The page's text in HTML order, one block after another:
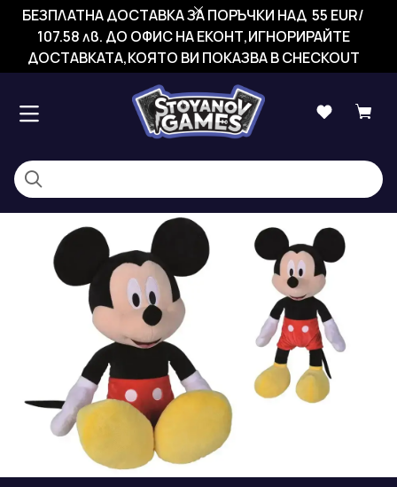
БЕЗПЛАТНА ДОСТАВКА ЗА ПОРЪЧКИ НАД 55 EUR/
107.58 лв. ДО ОФИС НА ЕКОНТ,ИГНОРИРАЙТЕ
ДОСТАВКАТА,КОЯТО ВИ ПОКАЗВА В CHECKOUT